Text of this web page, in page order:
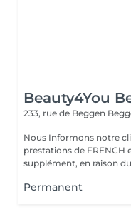
Beauty4You
233, rue de Beggen
Nous Informons notre
prestations de FRENCH
Permanent